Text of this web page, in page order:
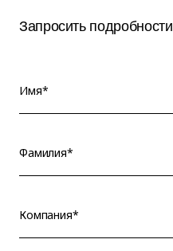
Запросить подробности
Имя*
Фамилия*
Компания*